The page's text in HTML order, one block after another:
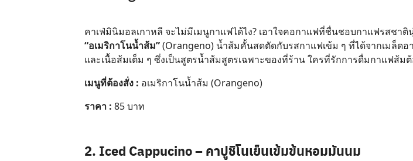
คาเฟ่มินิมอลเกาหลี จะไม่มีเมนูกาแฟได้ไง? เอาใจคอกาแฟที่ชื่นชอบกาแฟรสชา
“อเมริกาโนน้ำส้ม”(Orangeno) น้ำส้มคั้นสดตัดกับรสกาแฟเข้ม ๆ ที่ได้จากเมล็ด
และเนื้อส้มเต็ม ๆ ซึ่งเป็นสูตรน้ำส้มสูตรเฉพาะของที่ร้าน ใครที่รักการดื่มกาแฟส้ม
เมนูที่ต้องสั่ง : อเมริกาโนน้ำส้ม (Orangeno)
ราคา : 85 บาท
2. Iced Cappucino – คาปูชิโนเย็นเข้มข้นหอมมันนม